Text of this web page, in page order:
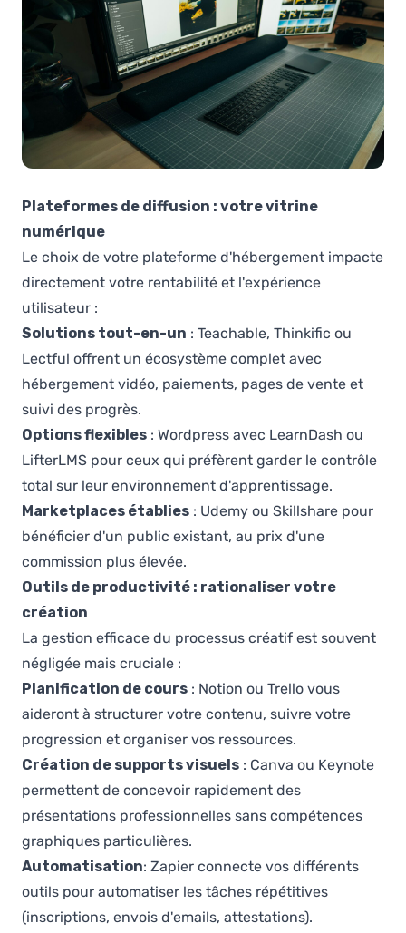
Plateformes de diffusion : votre vitrine
numérique
Le choix de votre plateforme d'hébergement impacte
directement votre rentabilité et l'expérience
utilisateur :
Solutions tout-en-un : Teachable, Thinkific ou
Lectful offrent un écosystème complet avec
hébergement vidéo, paiements, pages de vente et
suivi des progrès.
Options flexibles : Wordpress avec LearnDash ou
LifterLMS pour ceux qui préfèrent garder le contrôle
total sur leur environnement d'apprentissage.
Marketplaces établies : Udemy ou Skillshare pour
bénéficier d'un public existant, au prix d'une
commission plus élevée.
Outils de productivité : rationaliser votre
création
La gestion efficace du processus créatif est souvent
négligée mais cruciale :
Planification de cours : Notion ou Trello vous
aideront à structurer votre contenu, suivre votre
progression et organiser vos ressources.
Création de supports visuels : Canva ou Keynote
permettent de concevoir rapidement des
présentations professionnelles sans compétences
graphiques particulières.
Automatisation: Zapier connecte vos différents
outils pour automatiser les tâches répétitives
(inscriptions, envois d'emails, attestations).